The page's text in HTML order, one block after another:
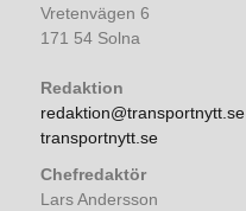
Vretenvägen 6
171 54 Solna
Redaktion
redaktion@transportnytt.se
transportnytt.se
Chefredaktör
Lars Andersson